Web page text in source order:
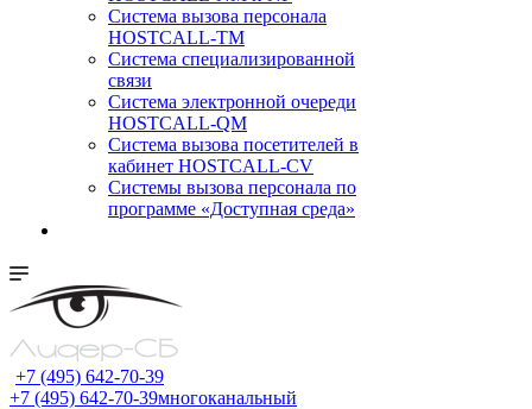
Система вызова персонала
HOSTCALL-TM
Система специализированной
связи
Система электронной очереди
HOSTCALL-QM
Cистема вызова посетителей в
кабинет HOSTCALL-CV
Системы вызова персонала по
программе «Доступная среда»
+7 (495) 642-70-39
+7 (495) 642-70-39многоканальный